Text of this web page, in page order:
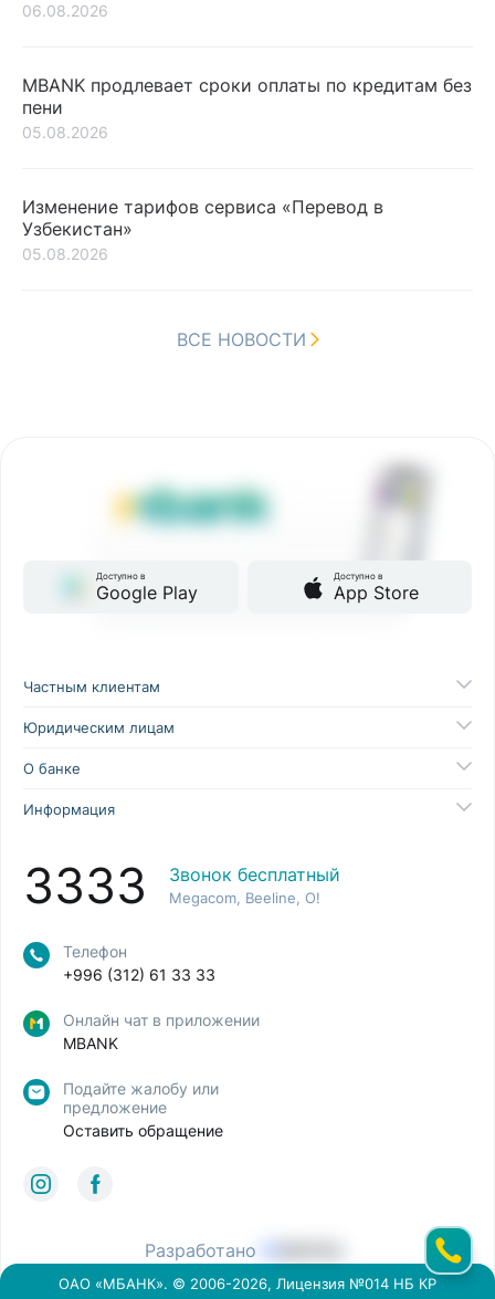
06.08.2026
MBANK продлевает сроки оплаты по кредитам без
пени
05.08.2026
Изменение тарифов сервиса «Перевод в
Узбекистан»
05.08.2026
ВСЕ НОВОСТИ
Доступно в
Google Play
Доступно в
App Store
Частным клиентам
Юридическим лицам
О банке
Информация
3333 Звонок бесплатный
Megacom, Beeline, O!
Телефон
+996 (312) 61 33 33
Онлайн чат в приложении
MBANK
Подайте жалобу или
предложение
Оставить обращение
ОАО «МБАНК». © 2006-2026, Лицензия №014 НБ КР
Разработано